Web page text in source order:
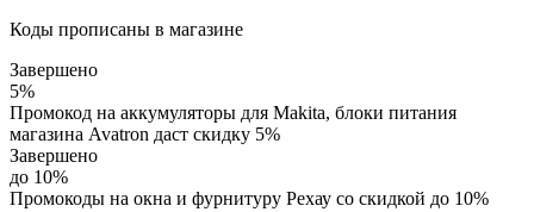
Коды прописаны в магазине
Завершено
5%
Промокод на аккумуляторы для Makita, блоки питания
магазина Avatron даст скидку 5%
Завершено
до 10%
Промокоды на окна и фурнитуру Рехау со скидкой до 10%